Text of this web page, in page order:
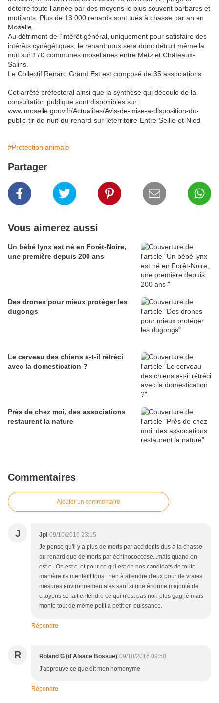
déterré toute l'année par des moyens le plus souvent barbares et
mutilants. Plus de 13 000 renards sont tués à chasse par an en
Moselle.
Au détriment de l’intérêt général, uniquement pour satisfaire des
intérêts cynégétiques, le renard roux sera donc détruit même la
nuit sur 170 communes mosellanes entre Metz et Châteaux-
Salins.
Le Collectif Renard Grand Est est composé de 35 associations.
Cet arrêté préfectoral ainsi que la synthèse qui découle de la
consultation publique sont disponibles sur :
www.moselle.gouv.fr/Actualites/Avis-de-mise-a-disposition-du-
public-tir-de-nuit-du-renard-sur-leterritoire-Entre-Seille-et-Nied
#Protection animale
Partager
Vous aimerez aussi
Un bébé lynx est né en Forêt-Noire,
une première depuis 200 ans
Des drones pour mieux protéger les
dugongs
Le cerveau des chiens a-t-il rétréci
avec la domestication ?
Près de chez moi, des associations
restaurent la nature
Commentaires
Ajouter un commentaire
J Jpl 09/10/2016 23:15
Je pense qu'il y a plus de morts par accidents dus à la chasse
au renard que de morts par échinococcose...mais quand on
est c.. On est c..et pour ce qui est de nos candidats de toute
manière ils mentent tous...rien à attendre d'eux pour de vraies
mesures environnementales sauf si une énorme majorité de
citoyens se fait entendre ce qui n'est pas non plus gagné mais
monte tout de même petit à petit en puissance.
Répondre
R Roland G (d'Alsace Bossue) 09/10/2016 09:50
J'approuve ce que dit mon homonyme
Répondre